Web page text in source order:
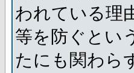
われている理
等を防ぐとい
たにも関わら